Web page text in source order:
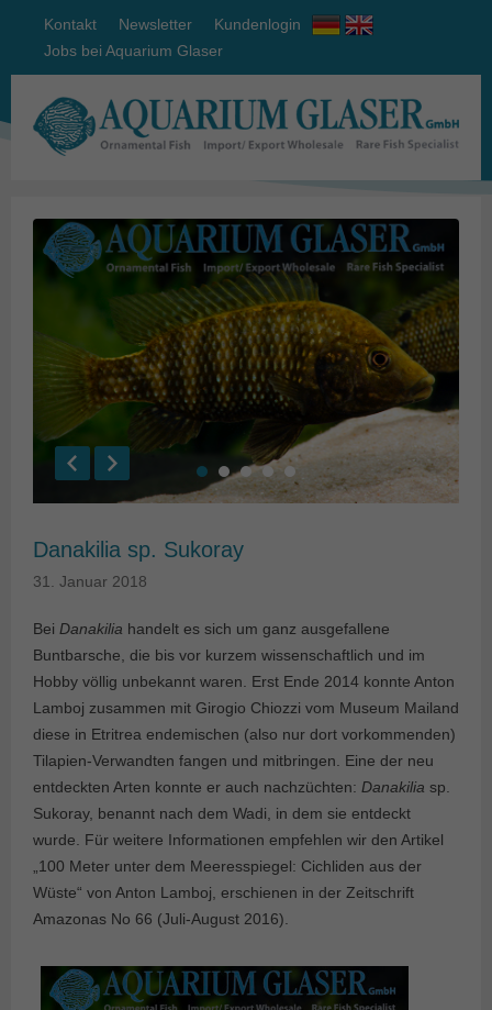
Kontakt Newsletter
Kundenlogin
Jobs bei Aquarium Glaser
Danakilia sp. Sukoray
31. Januar 2018
Bei Danakilia handelt es sich um ganz ausgefallene
Buntbarsche, die bis vor kurzem wissenschaftlich und im
Hobby völlig unbekannt waren. Erst Ende 2014 konnte Anton
Lamboj zusammen mit Girogio Chiozzi vom Museum Mailand
diese in Etritrea endemischen (also nur dort vorkommenden)
Tilapien-Verwandten fangen und mitbringen. Eine der neu
entdeckten Arten konnte er auch nachzüchten: Danakilia sp.
Sukoray, benannt nach dem Wadi, in dem sie entdeckt
wurde. Für weitere Informationen empfehlen wir den Artikel
„100 Meter unter dem Meeresspiegel: Cichliden aus der
Wüste“ von Anton Lamboj, erschienen in der Zeitschrift
Amazonas No 66 (Juli-August 2016).